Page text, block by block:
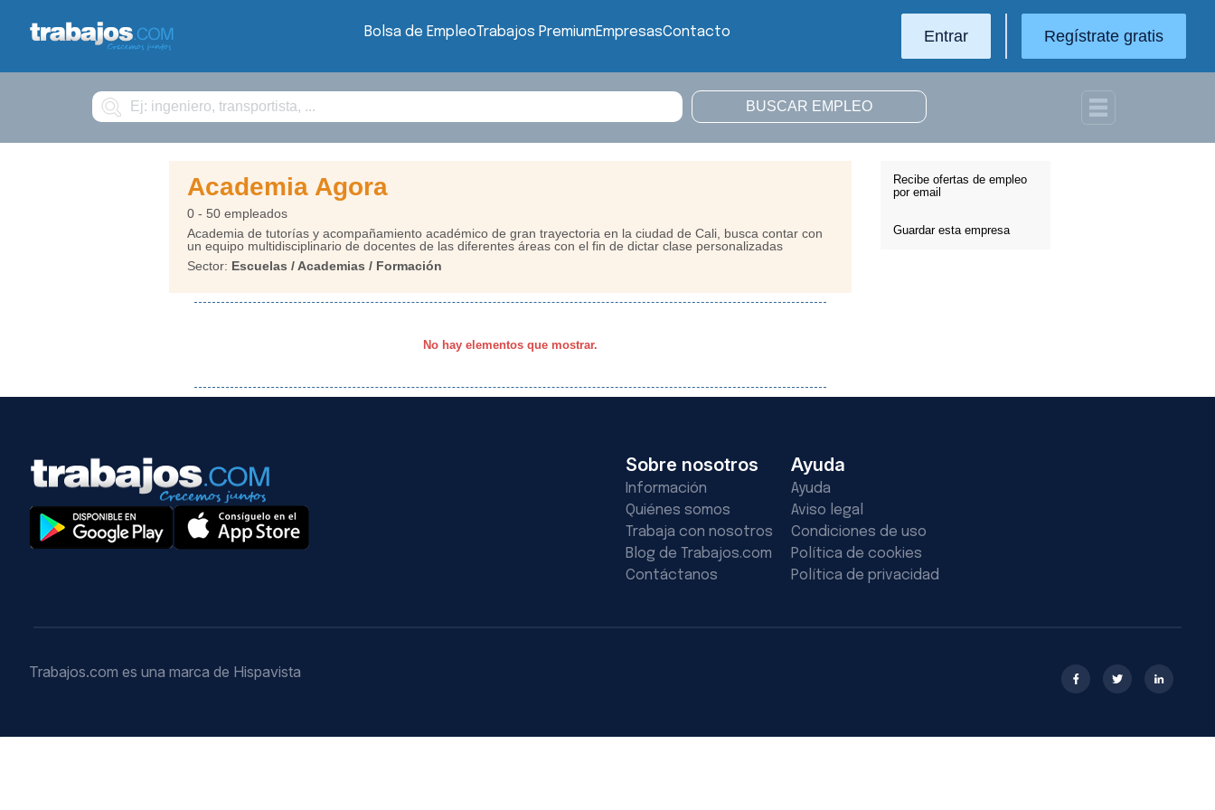
Bolsa de EmpleoTrabajos PremiumEmpresasContacto Entrar Regístrate gratis
Buscar
Recibe ofertas de empleo
por email
Guardar esta empresa
Academia Agora
0 - 50 empleados
Academia de tutorías y acompañamiento académico de gran trayectoria en la ciudad de Cali, busca contar con
un equipo multidisciplinario de docentes de las diferentes áreas con el fin de dictar clase personalizadas
Sector: Escuelas / Academias / Formación
No hay elementos que mostrar.
Sobre nosotros
Información
Quiénes somos
Trabaja con nosotros
Blog de Trabajos.com
Contáctanos
Ayuda
Ayuda
Aviso legal
Condiciones de uso
Política de cookies
Política de privacidad
Trabajos.com es una marca de Hispavista